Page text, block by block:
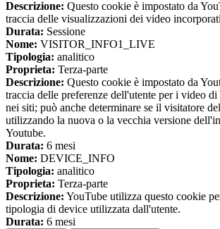
Descrizione: Questo cookie è impostato da
traccia delle visualizzazioni dei video
Durata: Sessione
Nome: VISITOR_INFO1_LIVE
Tipologia: analitico
Proprieta: Terza-parte
Descrizione: Questo cookie è impostato da
traccia delle preferenze dell'utente per i video
nei siti; può anche determinare se il visitatore
utilizzando la nuova o la vecchia versione
Youtube.
Durata: 6 mesi
Nome: DEVICE_INFO
Tipologia: analitico
Proprieta: Terza-parte
Descrizione: YouTube utilizza questo cookie
tipologia di device utilizzata dall'utente.
Durata: 6 mesi